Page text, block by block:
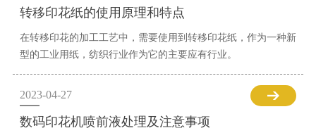
转移印花纸的使用原理和特点
在转移印花的加工工艺中，需要使用到转移印花纸，作为一种新
型的工业用纸，纺织行业作为它的主要应有行业。
2023-04-27
数码印花机喷前液处理及注意事项